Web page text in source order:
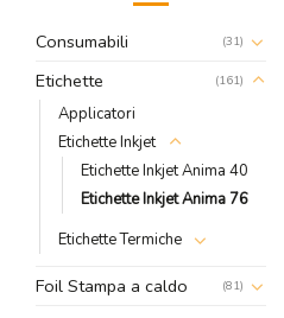
Consumabili (31)
Etichette (161)
Applicatori
Etichette Inkjet
Etichette Inkjet Anima 40
Etichette Inkjet Anima 76
Etichette Termiche
Foil Stampa a caldo (81)